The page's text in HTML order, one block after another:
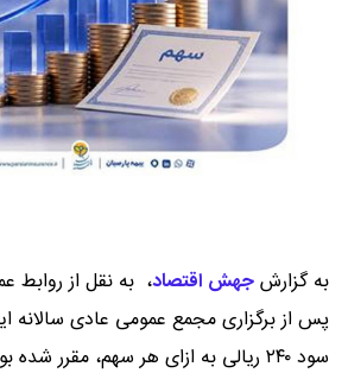
به گزارشجهش اقتصاد، به نقل از روابط
پس از برگزاری مجمع عمومی عادی
سود ۲۴۰ ریالی به ازای هر سهم، مقرر